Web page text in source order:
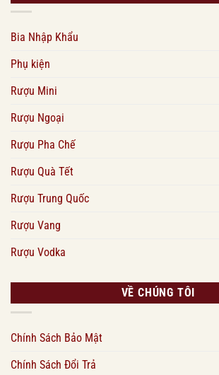
Bia Nhập Khẩu
Phụ kiện
Rượu Mini
Rượu Ngoại
Rượu Pha Chế
Rượu Quà Tết
Rượu Trung Quốc
Rượu Vang
Rượu Vodka
VỀ CHÚNG TÔI
Chính Sách Bảo Mật
Chính Sách Đổi Trả